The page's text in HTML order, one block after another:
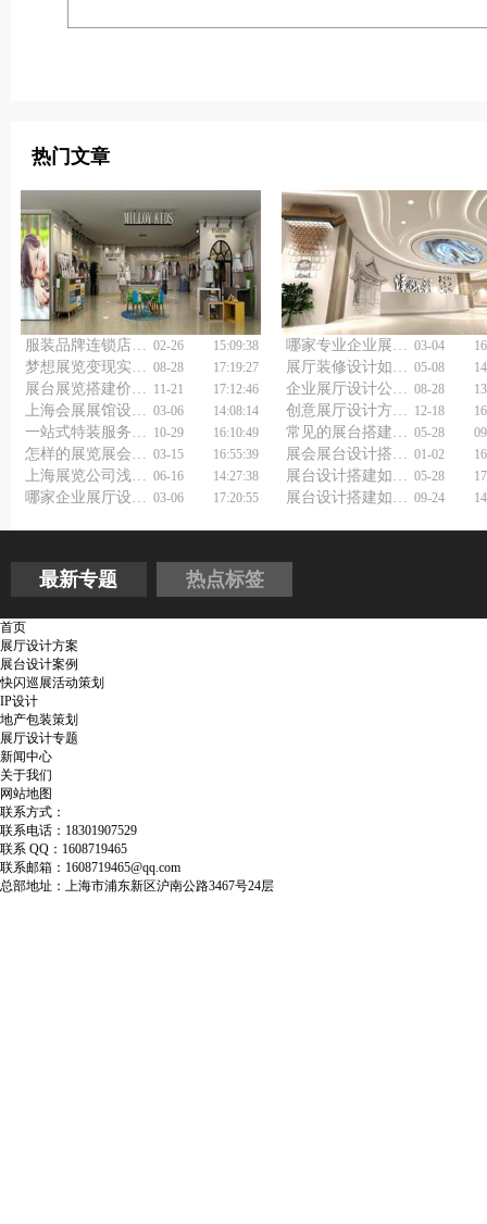
热门文章
服装品牌连锁店快闪店设计装修秘籍，你get了吗？ 02-26 15:09:38 哪家专业企业展馆展厅设计公司，既能省成本又不踩坑？ 03-04
梦想展览变现实？上海展厅展览设计公司帮你实现！ 08-28 17:19:27 展厅装修设计如何做好？ 05-08
展台展览搭建价格怎么省才不踩雷？ 11-21 17:12:46 企业展厅设计公司如何选择？ 08-28
上海会展展馆设计搭建公司能为你带来哪些惊喜？ 03-06 14:08:14 创意展厅设计方案：激发无限商业潜力 12-18
一站式特装服务，展览展台搭建公司点亮创意 10-29 16:10:49 常见的展台搭建类型 05-28
怎样的展览展会搭建公司值得信赖？一文告诉你！ 03-15 16:55:39 展会展台设计搭建公司如何打造吸睛展台？ 01-02
上海展览公司浅谈展会展台设计搭建 06-16 14:27:38 展台设计搭建如何省钱又高效？上海展览展台搭建公司有妙招！ 05-28
哪家企业展厅设计制作公司，能让品牌形象快速出圈？ 03-06 17:20:55 展台设计搭建如何做好 09-24
最新专题 热点标签
首页
展厅设计方案
展台设计案例
快闪巡展活动策划
IP设计
地产包装策划
展厅设计专题
新闻中心
关于我们
网站地图
联系方式：
联系电话：18301907529
联系 QQ：1608719465
联系邮箱：1608719465@qq.com
总部地址：上海市浦东新区沪南公路3467号24层